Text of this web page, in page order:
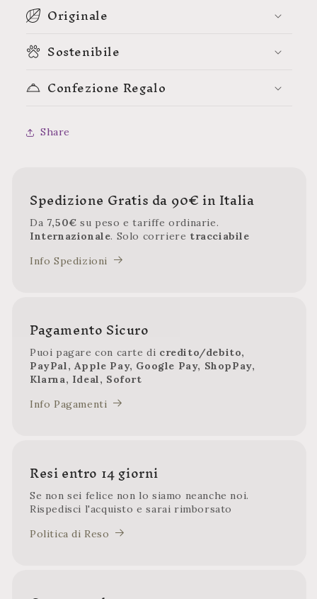
Originale
Sostenibile
Confezione Regalo
Share
Spedizione Gratis da 90€ in Italia
Da 7,50€su peso e tariffe ordinarie.
Internazionale. Solo corriere tracciabile
Info Spedizioni
Pagamento Sicuro
Puoi pagare con carte di credito/debito,
PayPal, Apple Pay, Google Pay, ShopPay,
Klarna, Ideal, Sofort
Info Pagamenti
Resi entro 14 giorni
Se non sei felice non lo siamo neanche noi.
Rispedisci l'acquisto e sarai rimborsato
Politica di Reso